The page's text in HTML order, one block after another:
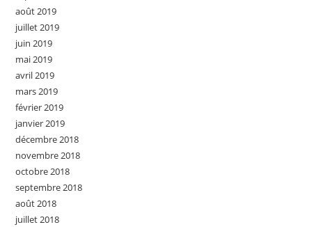
août 2019
juillet 2019
juin 2019
mai 2019
avril 2019
mars 2019
février 2019
janvier 2019
décembre 2018
novembre 2018
octobre 2018
septembre 2018
août 2018
juillet 2018